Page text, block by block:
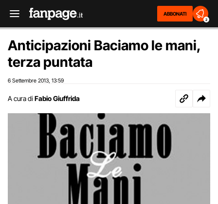
ABBONATI
2
Anticipazioni Baciamo le mani,
terza puntata
6 Settembre 2013 13:59
A cura di Fabio Giuffrida